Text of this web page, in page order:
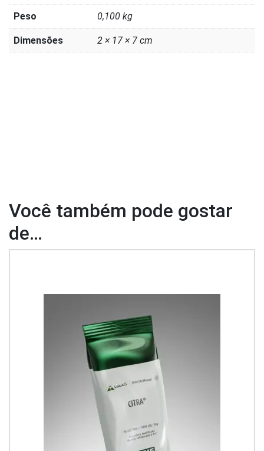
Peso 0,100 kg
Dimensões 2 × 17 × 7 cm
Você também pode gostar
de…